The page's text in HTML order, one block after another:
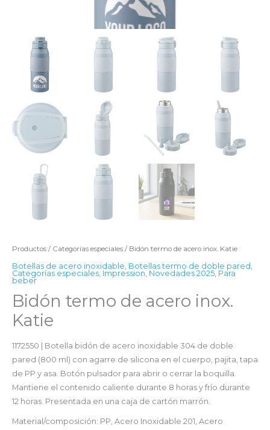
Productos / Categorías especiales / Bidón termo de acero inox. Katie
Botellas de acero inoxidable Botellas termo de doble pared
Categorías especiales Impression Novedades 2025 Para
beber
Bidón termo de acero inox.
Katie
1172550 | Botella bidón de acero inoxidable 304 de doble
pared (800 ml) con agarre de silicona en el cuerpo, pajita, tapa
de PP y asa. Botón pulsador para abrir o cerrar la boquilla.
Mantiene el contenido caliente durante 8 horas y frío durante
12 horas. Presentada en una caja de cartón marrón.
Material/composición: PP, Acero Inoxidable 201, Acero